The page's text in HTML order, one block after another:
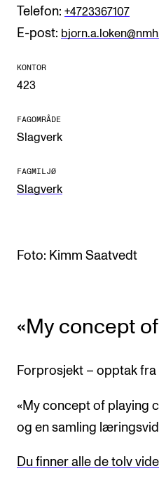
Internasjonal strategi
Nettverk
AKTUELT
Nyheter og historier
INFO
Kontakt oss
Finn ansatte
For ansatte og studenter
Telefon: +4723367107
E-post:
KONTOR
423
FAGOMRÅDE
Slagverk
FAGMILJØ
Slagverk
Foto: Kimm Saatvedt
«My concept
Forprosjekt – opptak fra
«My concept of playing
og en samling
Du finner alle de tolv